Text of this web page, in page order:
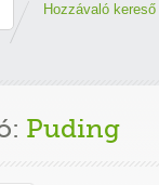
Hozzávaló kereső
Puding